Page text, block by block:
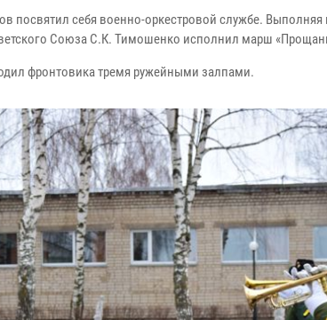
посвятил себя военно-оркестровой службе. Выполняя
Союза С.К. Тимошенко исполнил марш
фронтовика тремя ружейными залпами.